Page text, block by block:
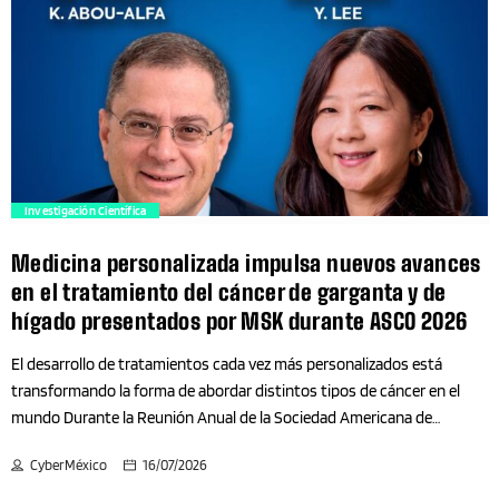
Camiones
Campeche
Cantabria
Cataluña
CDMX
Celebraciones
Chiapas
ingredientes que garanticen consistencia, rendimiento y eficiencia en
cada proceso de elaboración. En respuesta a estas
necesidades, Challenge Whipping Cream, elaborada con leche de
California y respaldada por el sello Real California Milk, ofrece una
solución desarrollada para aplicaciones profesionales en panificación,
repostería, foodservice, cocina y bebidas. Diseñada para responder a
las exigencias del sector
profesional, Challenge Whipping Cream combina un contenido de
trending_flat
Investigación Científica
Medicina personalizada impulsa nuevos avances
en el tratamiento del cáncer de garganta y de
hígado presentados por MSK durante ASCO 2026
El desarrollo de tratamientos cada vez más personalizados está
transformando la forma de abordar distintos tipos de cáncer en el
mundo Durante la Reunión Anual de la Sociedad Americana de
Center (MSK) presentó investigaciones que demuestran cómo es
CyberMéxico 16/07/2026